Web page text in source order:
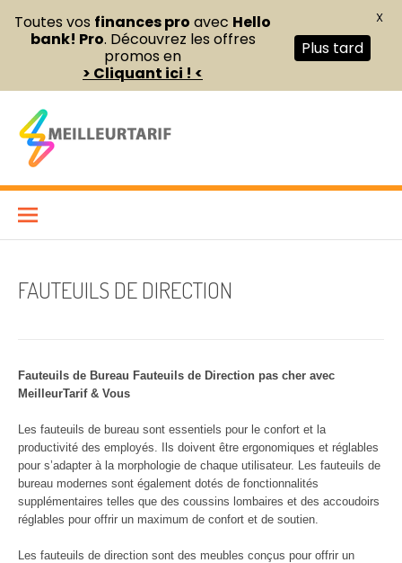
contenu
Meilleur Tarif
FAUTEUILS DE DIRECTION
Fauteuils de Bureau Fauteuils de Direction pas cher avec
MeilleurTarif & Vous
Les fauteuils de bureau sont essentiels pour le confort et la
productivité des employés. Ils doivent être ergonomiques et réglables
pour s’adapter à la morphologie de chaque utilisateur. Les fauteuils de
bureau modernes sont également dotés de fonctionnalités
supplémentaires telles que des coussins lombaires et des accoudoirs
réglables pour offrir un maximum de confort et de soutien.
Les fauteuils de direction sont des meubles conçus pour offrir un
Toutes vos finances pro avec Hello
bank! Pro. Découvrez les offres
promos en
> Cliquant ici ! <
Plus tard
X